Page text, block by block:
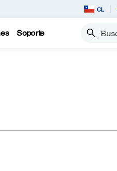
CL
Soporte Buscar